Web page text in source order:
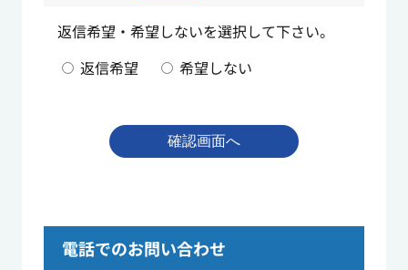
返信希望・希望しないを選択して下さい。
返信希望
希望しない
電話でのお問い合わせ